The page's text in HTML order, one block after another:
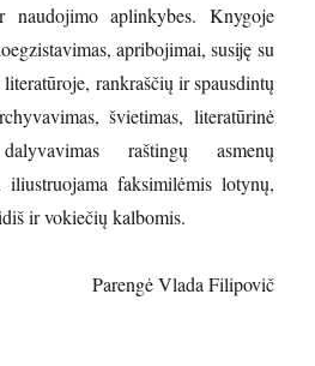
aplinkybes. Knygoje
apribojimai, susiję su
rankraščių ir spausdintų
švietimas, literatūrinė
raštingų asmenų
iliustruojama faksimilėmis lotynų,
ir vokiečių kalbomis.
Parengė Vlada Filipovič